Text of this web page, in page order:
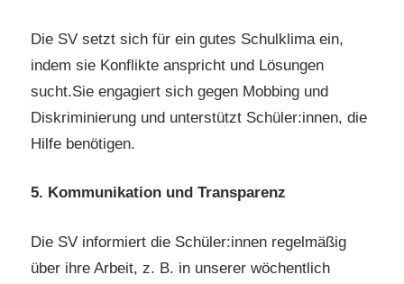
Die SV setzt sich für ein gutes Schulklima ein,
indem sie Konflikte anspricht und Lösungen
sucht.Sie engagiert sich gegen Mobbing und
Diskriminierung und unterstützt Schüler:innen, die
Hilfe benötigen.
5. Kommunikation und Transparenz
Die SV informiert die Schüler:innen regelmäßig
über ihre Arbeit, z. B. in unserer wöchentlich